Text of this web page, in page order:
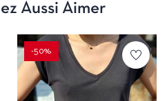
Aussi Aimer
-50%